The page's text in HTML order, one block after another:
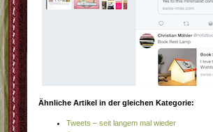
Ähnliche Artikel in der gleichen Kategorie:
Tweets – seit langem mal wieder